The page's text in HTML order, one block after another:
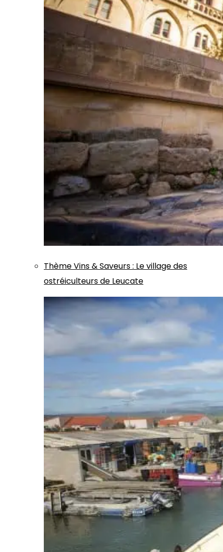
ThèmeVins & Saveurs: Le village des
ostréiculteurs de Leucate